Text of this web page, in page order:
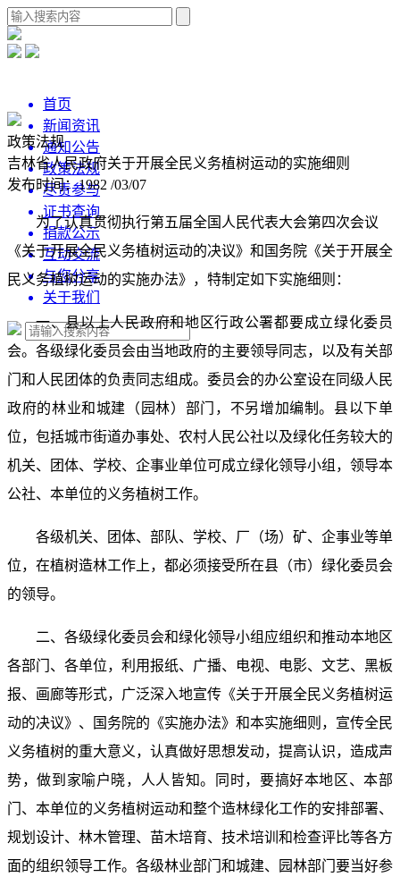
首页
新闻资讯
通知公告
政策法规
尽责参与
证书查询
捐款公示
互动交流
与您分享
关于我们
政策法规
吉林省人民政府关于开展全民义务植树运动的实施细则
发布时间：1982 /03/07
为了认真贯彻执行第五届全国人民代表大会第四次会议
《关于开展全民义务植树运动的决议》和国务院《关于开展全
民义务植树运动的实施办法》，特制定如下实施细则：
一、县以上人民政府和地区行政公署都要成立绿化委员
会。各级绿化委员会由当地政府的主要领导同志，以及有关部
门和人民团体的负责同志组成。委员会的办公室设在同级人民
政府的林业和城建（园林）部门，不另增加编制。县以下单
位，包括城市街道办事处、农村人民公社以及绿化任务较大的
机关、团体、学校、企事业单位可成立绿化领导小组，领导本
公社、本单位的义务植树工作。
各级机关、团体、部队、学校、厂（场）矿、企事业等单
位，在植树造林工作上，都必须接受所在县（市）绿化委员会
的领导。
二、各级绿化委员会和绿化领导小组应组织和推动本地区
各部门、各单位，利用报纸、广播、电视、电影、文艺、黑板
报、画廊等形式，广泛深入地宣传《关于开展全民义务植树运
动的决议》、国务院的《实施办法》和本实施细则，宣传全民
义务植树的重大意义，认真做好思想发动，提高认识，造成声
势，做到家喻户晓，人人皆知。同时，要搞好本地区、本部
门、本单位的义务植树运动和整个造林绿化工作的安排部署、
规划设计、林木管理、苗木培育、技术培训和检查评比等各方
面的组织领导工作。各级林业部门和城建、园林部门要当好参